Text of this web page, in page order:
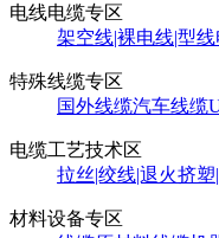
电线电缆专区
架空线|裸电线|型线
特殊线缆专区
国外线缆汽车线缆
电缆工艺技术区
拉丝|绞线|退火挤塑
材料设备专区